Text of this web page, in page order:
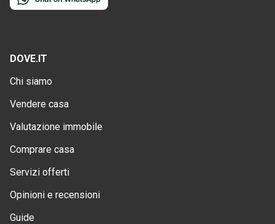
DOVE.IT
Chi siamo
Vendere casa
Valutazione immobile
Comprare casa
Servizi offerti
Opinioni e recensioni
Guide